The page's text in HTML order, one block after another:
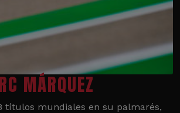
MÁRQUEZ
títulos mundiales en su palmarés,